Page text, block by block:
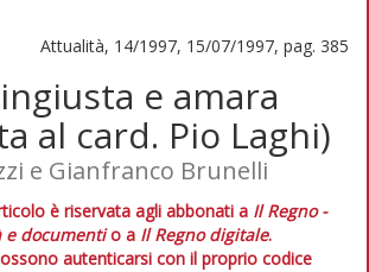
Attualità, 14/1997, 15/07/1997, pag. 385
e amara
al card. Pio Laghi)
e Gianfranco Brunelli
è riservata agli abbonati a Il Regno -
e documentio a Il Regno digitale.
autenticarsi con il proprio codice